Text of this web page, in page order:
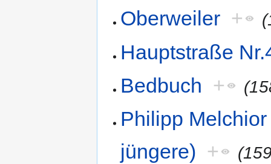
Oberweiler +
Hauptstraße
Bedbuch +
Philipp
jüngere) +